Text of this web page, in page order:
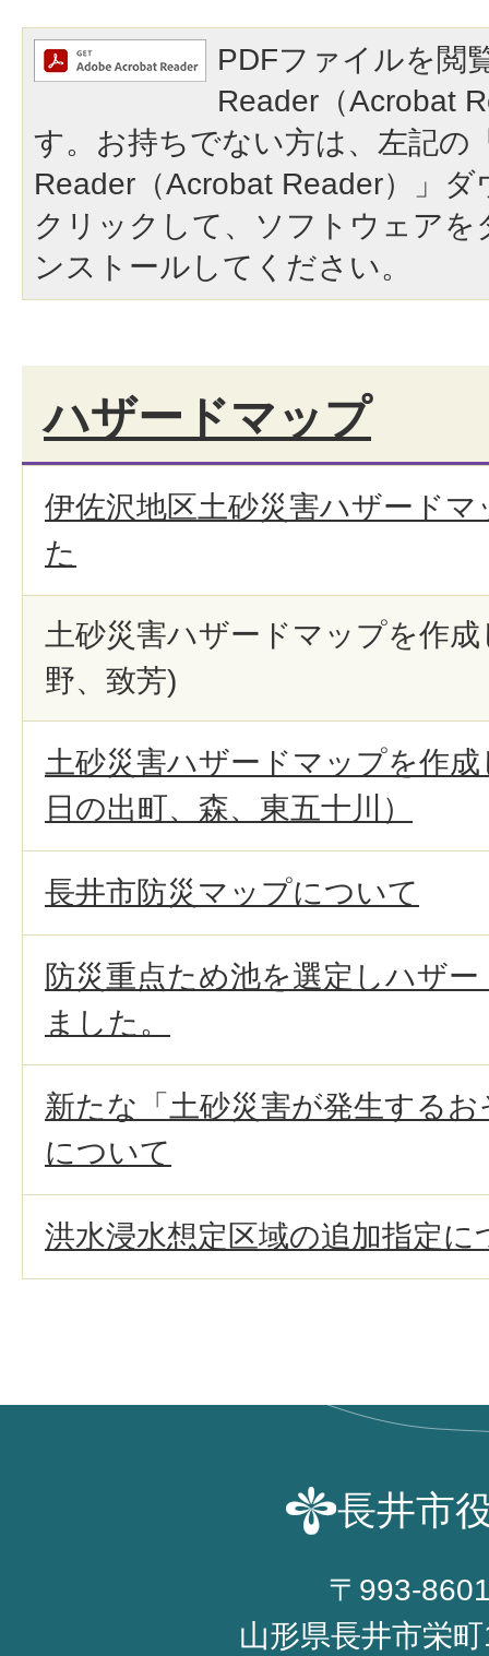
PDFファイルを閲
Reader（Acrobat
す。お持ちでない方は、左記の
Reader（Acrobat Reader）」
クリックして、ソフトウェア
ンストールしてください。
ハザードマップ
伊佐沢地区土砂災害ハザード
た
土砂災害ハザードマップを作
野、致芳)
土砂災害ハザードマップを作
日の出町、森、東五十川）
長井市防災マップについて
防災重点ため池を選定しハザ
ました。
新たな「土砂災害が発生する
について
洪水浸水想定区域の追加指定に
長井市
〒993-
山形県長井市栄